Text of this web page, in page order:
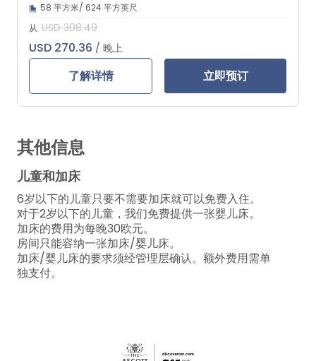
58 平方米/ 624 平方英尺
从 USD 308.49
USD 270.36 / 晚上
了解详情 立即预订
其他信息
儿童和加床
6岁以下的儿童只要不需要加床就可以免费入住。
对于2岁以下的儿童，我们免费提供一张婴儿床。
加床的费用为每晚30欧元。
房间只能容纳一张加床/婴儿床。
加床/婴儿床的要求须经管理层确认。额外费用需单
独支付。